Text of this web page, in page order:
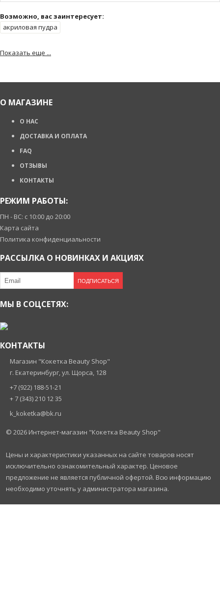
Возможно, вас заинтересует:
Показать еще ...
акриловая пудра
О МАГАЗИНЕ
О НАС
ДОСТАВКА И ОПЛАТА
FAQ
ОТЗЫВЫ
КОНТАКТЫ
РЕЖИМ РАБОТЫ:
ПН - ВС: с 10:00 до 20:00
Карта сайта
Политика конфиденциальности
РАССЫЛКА О НОВИНКАХ И АКЦИЯХ
ПОДПИСАТЬСЯ
МЫ В СОЦСЕТЯХ:
КОНТАКТЫ
Магазин "Кокетка Beauty Shop"
г. Екатеринбург, ул. Щорса, 128
+7 (922) 188-51-21
+ 7 (343) 210 12 35
k_koketka@bk.ru
© 2026 Интернет-магазин "Кокетка Beauty Shop"
Цены и характеристики указанных на сайте товаров носят
исключительно ознакомительный характер. Ценовое
предложение не является публичной офертой. Всю информацию
необходимо уточнять у администратора магазина.